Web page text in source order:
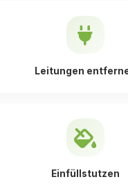
Leitungen
Einfüllstutzen